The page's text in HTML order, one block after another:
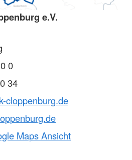
e.V.
0
34
cloppenburg.de
Maps Ansicht